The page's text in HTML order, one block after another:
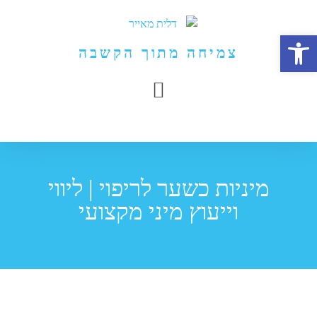
פתח סרגל נגישות צמיחה מתוך הקשבה
מיניות כשער לריפוי | ליווי
וייעוץ מיני מקצועי